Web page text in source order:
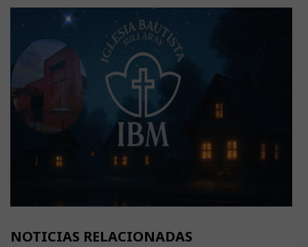
NOTICIAS RELACIONADAS